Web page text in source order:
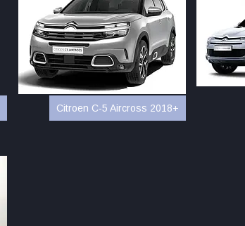
Citroen C-5 Aircross 2018+